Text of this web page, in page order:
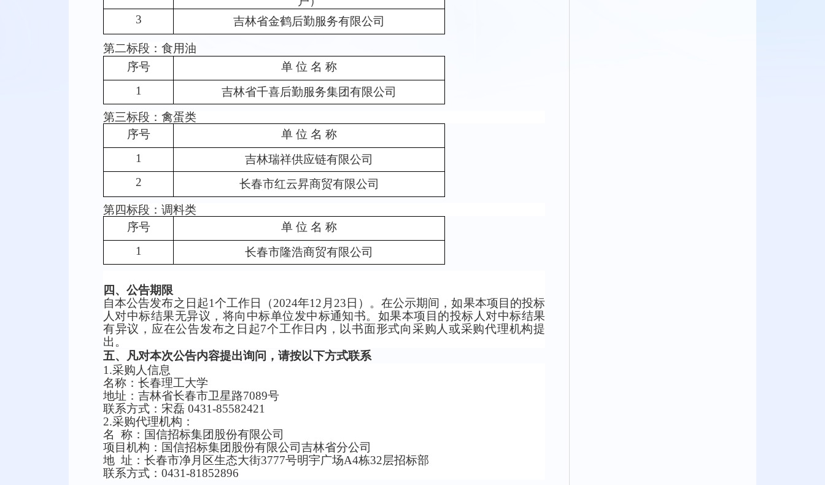
3
吉林省金鹤后勤服务有限公司
第二标段：食用油
序号
单 位 名 称
1
吉林省千喜后勤服务集团有限公司
第三标段：禽蛋类
序号
单 位 名 称
1
吉林瑞祥供应链有限公司
2
长春市红云昇商贸有限公司
第四标段：调料类
序号
单 位 名 称
1
长春市隆浩商贸有限公司
四、公告期限
自本公告发布之日起1个工作日（2024年12月23日）。在公示期间，如果本项目的投标
人对中标结果无异议，将向中标单位发中标通知书。如果本项目的投标人对中标结果
有异议，应在公告发布之日起7个工作日内，以书面形式向采购人或采购代理机构提
出。
五、
凡对本次公告内容提出询问，请按以下方式联系
1.采购人信息
名称：长春理工大学
地址：吉林省长春市卫星路7089号
联系方式：宋磊 0431-85582421
2.采购代理机构：
名 称：国信招标集团股份有限公司
项目机构：国信招标集团股份有限公司吉林省分公司
地 址：长春市净月区生态大街3777号明宇广场A4栋32层招标部
联系方式： 0431-81852896